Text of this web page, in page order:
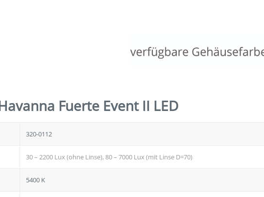
Fuerte Event II LED
320-0112
30 – 2200 Lux (ohne Linse), 80 – 7000 Lux (mit Linse D=70)
5400 K